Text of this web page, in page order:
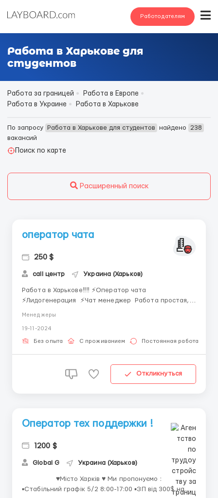
Работодателям
Работа в Харькове для
студентов
Работа за границей
Работа в Европе
Работа в Украине
Работа в Харькове
По запросу Работа в Харькове для студентов найдено
238
вакансий
Поиск по карте
Расширенный поиск
оператор чата
250 $
call центр Украина (Харьков)
Работа в Харькове‼️‼️ ⚡Оператор чата
⚡Лидогенерация ⚡Чат менеджер Работа простая,
17 лет ⚡Коммуникабельность ⚡Иметь желание
развиваться в новом коллективе ...
Менеджеры
19-11-2024
Без опыта С проживанием Постоянная работа
Откликнуться
Оператор тех поддержки !
1200 $
Global G Украина (Харьков)
▪️Стабільний графік 5/2 8:00-17:00 ▪️ЗП від 300$ на